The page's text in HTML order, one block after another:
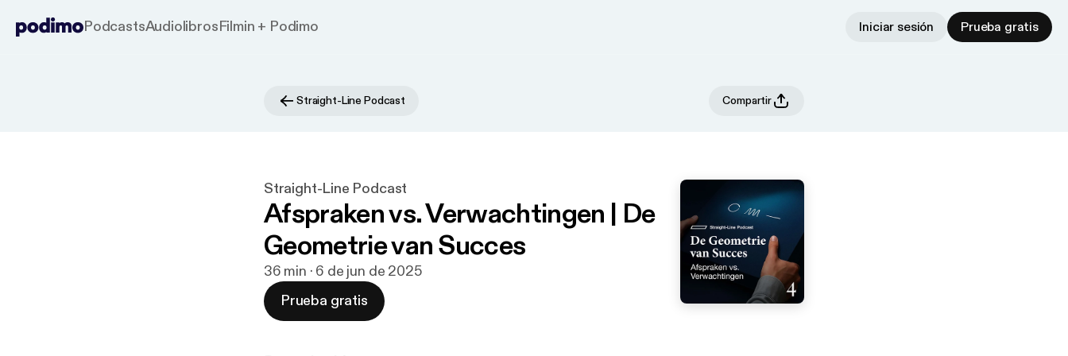
PodcastsAudiolibrosFilmin + Podimo Iniciar sesión Prueba gratis
Straight-Line Podcast Compartir
Straight-Line Podcast
Afspraken vs. Verwachtingen | De
Geometrie van Succes
36 min · 6 de jun de 2025
Prueba gratis